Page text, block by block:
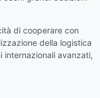
di cooperare con
della logistica
internazionali avanzati,